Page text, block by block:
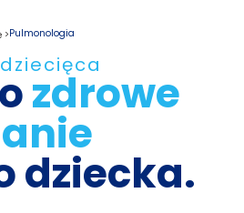
>Pulmonologia
zdrowe
dziecka.